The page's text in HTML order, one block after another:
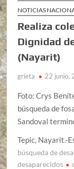
NOTICIAS
Realiza
Dignidad
(Nayarit)
grieta 22 junio,
Foto: Crys
búsqueda de
Sandoval
Tepic, Nayarit.-
búsqueda de
desaparecidos